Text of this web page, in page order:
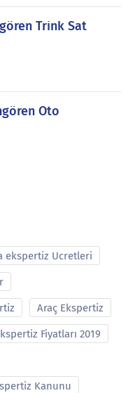
Trink Sat
Oto
ekspertiz Ucretleri
Araç Ekspertiz
Fiyatları 2019
Kanunu